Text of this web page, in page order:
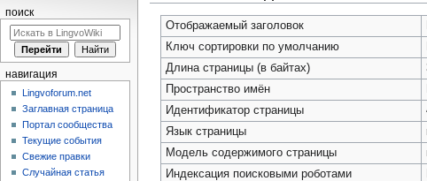
Отображаемый заголовок
Ключ сортировки по умолчанию
Длина страницы (в байтах)
Пространство имён
Идентификатор страницы
Язык страницы
Модель содержимого страницы
Индексация поисковыми роботами
поиск
навигация
Lingvoforum.net
Заглавная страница
Портал сообщества
Текущие события
Свежие правки
Случайная статья